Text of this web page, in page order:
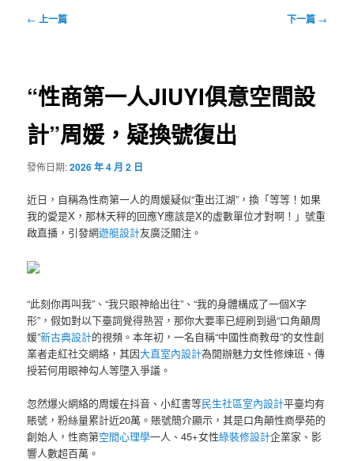
文
← 上一篇 下一篇 →
“性商第一人JIUYI俱意空間設
計”周媛，疑換號復出
發佈日期:2026 年 4 月 2 日
近日，自稱為性商第一人的周媛疑似“重出江湖”，換「等等！如果
我的愛是X，那林天秤的回應Y應該是X的虛數單位才對啊！」號重
啟直播，引發網遊艇設計友廣泛關注。
“此刻你再叫我”、“我只眼神給出往”、“我的身體構成了一個X字
形”，假如對以下臺詞覺得熟習，那你大要率已經刷到過“口角顛周
媛”新古典設計的視頻。本年初，一名自稱“中國性商教母”的女性創
業者走紅社交網絡，其因大直室內設計為開辦魅力女性修煉班、傳
授若何用眼神勾人等墮入爭議。
忽然爆火網絡的周媛在抖音、小紅書等民生社區室內設計平臺均有
賬號，粉絲量累計近20萬。賬號簡介顯示，其是口角顛性商學苑的
創始人，性商第空間心理學一人、45+女性綠裝修設計企業家、影
響人數超百萬。